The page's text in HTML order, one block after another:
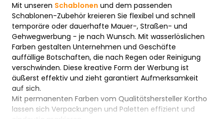
Mit unseren Schablonen und dem passenden
Schablonen-Zubehör kreieren Sie flexibel und schnell
temporäre oder dauerhafte Mauer-, Straßen- und
Gehwegwerbung - je nach Wunsch. Mit wasserlöslichen
Farben gestalten Unternehmen und Geschäfte
auffällige Botschaften, die nach Regen oder Reinigung
verschwinden. Diese kreative Form der Werbung ist
äußerst effektiv und zieht garantiert Aufmerksamkeit
auf sich.
Mit permanenten Farben vom Qualitätshersteller Kortho
lassen sich Verpackungen und Paletten effizient und